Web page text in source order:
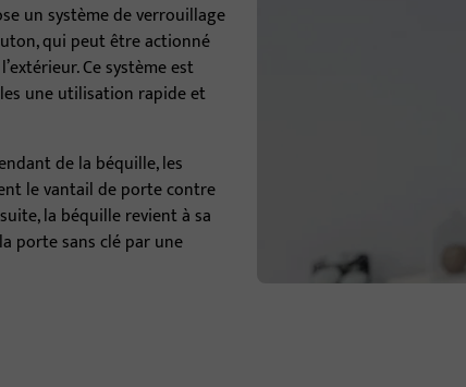
Ferrures de porte
Ferme-porte
Paumelles de porte
un système de verrouillage
qui peut être actionné
Ce système est
une utilisation rapide et
de la béquille, les
le vantail de porte contre
la béquille revient à sa
porte sans clé par une